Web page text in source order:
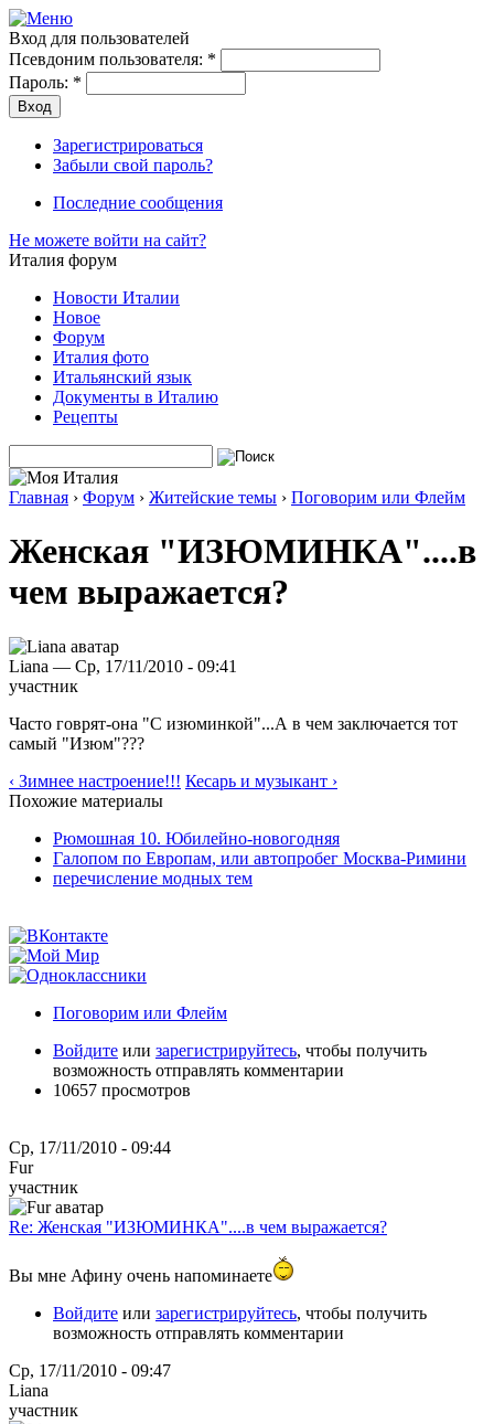
Вход для пользователей
Псевдоним пользователя: *
Пароль: *
Зарегистрироваться
Забыли свой пароль?
Последние сообщения
Не можете войти на сайт?
Италия форум
Новости Италии
Новое
Форум
Италия фото
Итальянский язык
Документы в Италию
Рецепты
Главная › Форум › Житейские темы › Поговорим или Флейм
Женская "ИЗЮМИНКА"....в
чем выражается?
Liana — Ср, 17/11/2010 - 09:41
участник
Часто говрят-она "С изюминкой"...А в чем заключается тот
самый "Изюм"???
‹ Зимнее настроение!!! Кесарь и музыкант ›
Похожие материалы
Рюмошная 10. Юбилейно-новогодняя
Галопом по Европам, или автопробег Москва-Римини
перечисление модных тем
Поговорим или Флейм
Войдите или зарегистрируйтесь, чтобы получить
возможность отправлять комментарии
10657 просмотров
Ср, 17/11/2010 - 09:44
Fur
участник
Re: Женская "ИЗЮМИНКА"....в чем выражается?
Вы мне Афину очень напоминаете
Войдите или зарегистрируйтесь, чтобы получить
возможность отправлять комментарии
Ср, 17/11/2010 - 09:47
Liana
участник